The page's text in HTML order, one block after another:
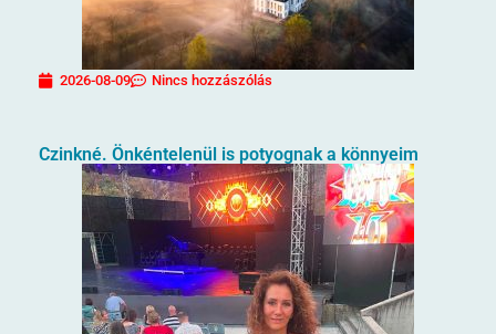
2026-08-09 Nincs hozzászólás
Czinkné. Önkéntelenül is potyognak a könnyeim